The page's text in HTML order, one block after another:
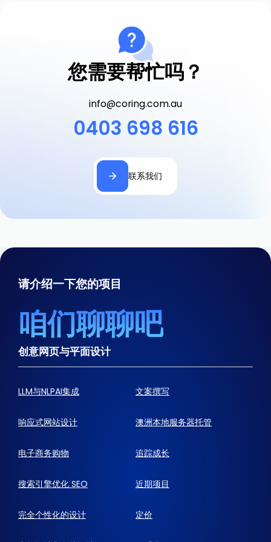
您需要帮忙吗？
info@coring.com.au
0403 698 616
联系我们
请介绍一下您的项目
咱们聊聊吧
创意网页与平面设计
LLM与NLPAI集成 文案撰写
响应式网站设计 澳洲本地服务器托管
电子商务购物 追踪成长
搜索引擎优化 SEO 近期项目
完全个性化的设计 定价